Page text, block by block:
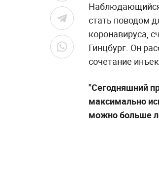
Наблюдающийся
стать поводом
коронавируса,
Гинцбург. Он
сочетание
"Сегодняшний
максимально
можно больше